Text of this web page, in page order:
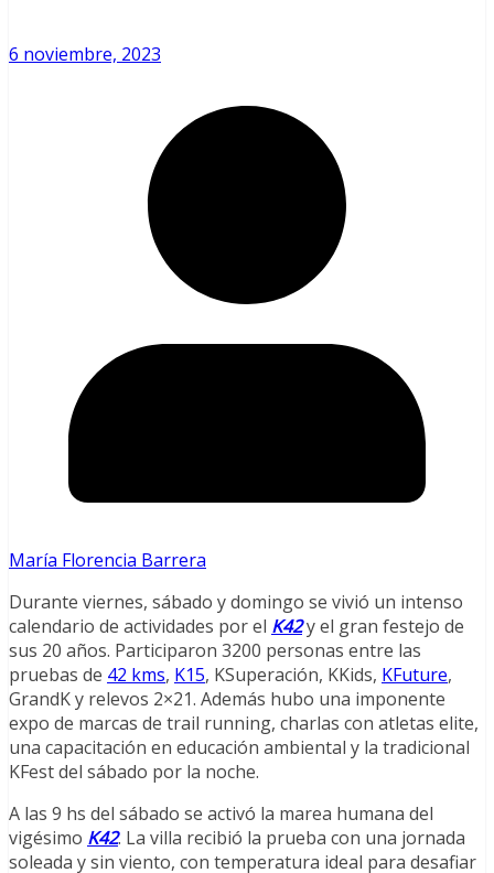
6 noviembre, 2023
María Florencia Barrera
Durante viernes, sábado y domingo se vivió un intenso
calendario de actividades por el K42y el gran festejo de
sus 20 años. Participaron 3200 personas entre las
pruebas de 42 kms, K15, KSuperación, KKids, KFuture,
GrandK y relevos 2×21. Además hubo una imponente
expo de marcas de trail running, charlas con atletas elite,
una capacitación en educación ambiental y la tradicional
KFest del sábado por la noche.
A las 9 hs del sábado se activó la marea humana del
vigésimo K42. La villa recibió la prueba con una jornada
soleada y sin viento, con temperatura ideal para desafiar